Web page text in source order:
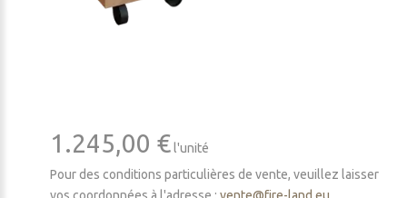
1.245,00 € l'unité
Pour des conditions particulières de vente, veuillez laisser